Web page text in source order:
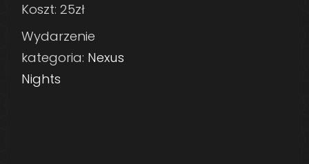
Koszt: 25zł
Wydarzenie
kategoria: Nexus
Nights